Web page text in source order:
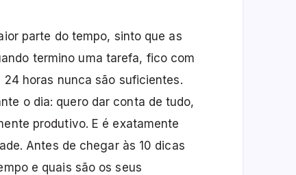
parte do tempo, sinto que as
termino uma tarefa, fico com
horas nunca são suficientes.
o dia: quero dar conta de tudo,
produtivo. E é exatamente
Antes de chegar às 10 dicas
e quais são os seus